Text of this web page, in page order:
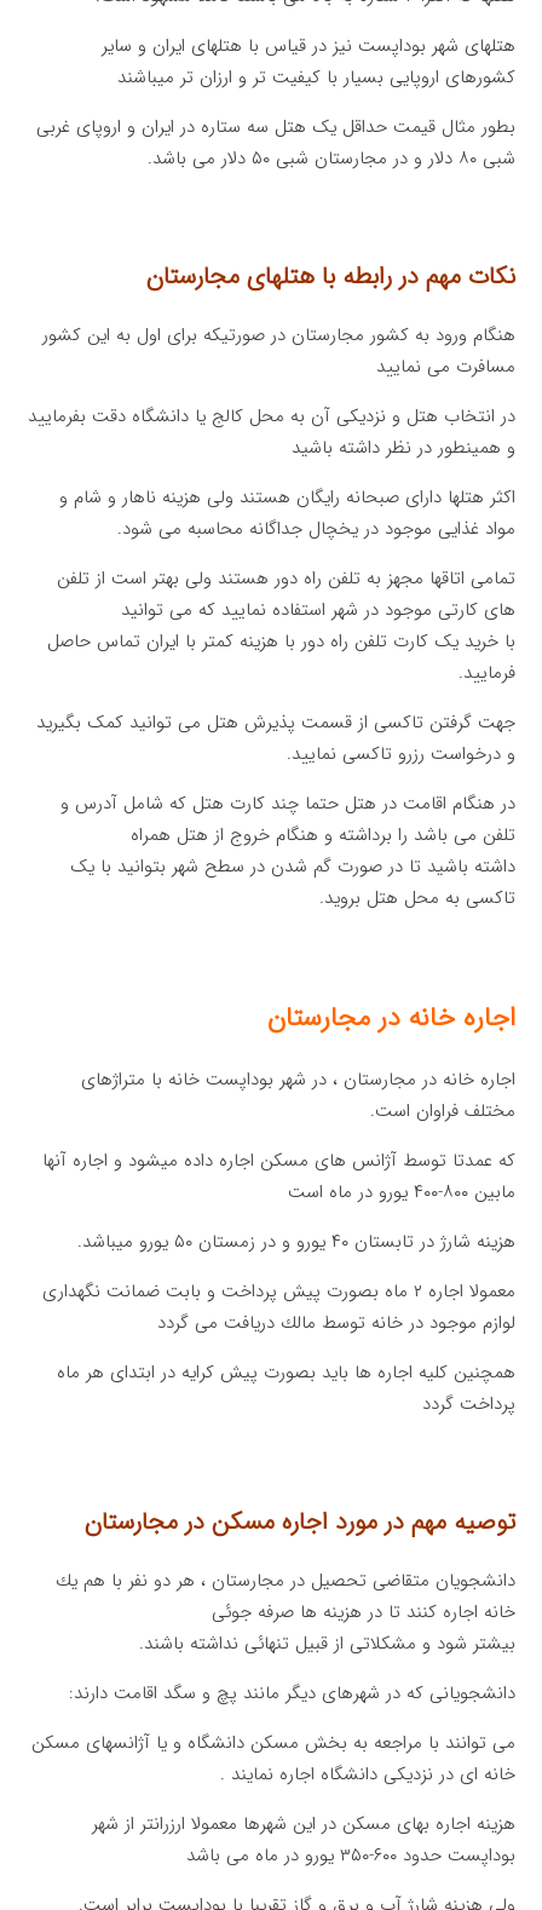
هتلهای شهر بوداپست نیز در قیاس با هتلهای ایران و سایر
کشورهای اروپایی بسیار با کیفیت تر و ارزان تر میباشند
بطور مثال قیمت حداقل یک هتل سه ستاره در ایران و اروپای غربی
شبی ۸۰ دلار و در مجارستان شبی ۵۰ دلار می باشد.
نکات مهم در رابطه با هتلهای مجارستان
هنگام ورود به کشور مجارستان در صورتیکه برای اول به این کشور
مسافرت می نمایید
در انتخاب هتل و نزدیکی آن به محل کالج یا دانشگاه دقت بفرمایید
و همینطور در نظر داشته باشید
اکثر هتلها دارای صبحانه رایگان هستند ولی هزینه ناهار و شام و
مواد غذایی موجود در یخچال جداگانه محاسبه می شود.
تمامی اتاقها مجهز به تلفن راه دور هستند ولی بهتر است از تلفن
های کارتی موجود در شهر استفاده نمایید که می توانید
با خرید یک کارت تلفن راه دور با هزینه کمتر با ایران تماس حاصل
فرمایید.
جهت گرفتن تاکسی از قسمت پذیرش هتل می توانید کمک بگیرید
و درخواست رزرو تاکسی نمایید.
در هنگام اقامت در هتل حتما چند کارت هتل که شامل آدرس و
تلفن می باشد را برداشته و هنگام خروج از هتل همراه
داشته باشید تا در صورت گم شدن در سطح شهر بتوانید با یک
تاکسی به محل هتل بروید.
اجاره خانه در مجارستان
اجاره خانه در مجارستان ، در شهر بوداپست خانه با متراژهای
مختلف فراوان است.
كه عمدتا توسط آژانس های مسكن اجاره داده میشود و اجاره آنها
مابین ۸۰۰-۴۰۰ یورو در ماه است
هزینه شارژ در تابستان ۴۰ یورو و در زمستان ۵۰ یورو میباشد.
معمولا اجاره ۲ ماه بصورت پیش پرداخت و بابت ضمانت نگهداری
لوازم موجود در خانه توسط مالك دریافت می گردد
همچنین كلیه اجاره ها باید بصورت پیش كرایه در ابتدای هر ماه
پرداخت گردد
توصیه مهم در مورد اجاره مسکن در مجارستان
دانشجویان متقاضی تحصیل در مجارستان ، هر دو نفر با هم یك
خانه اجاره كنند تا در هزینه ها صرفه جوئی
بیشتر شود و مشكلاتی از قبیل تنهائی نداشته باشند.
دانشجویانی که در شهرهای دیگر مانند پچ و سگد اقامت دارند:
می توانند با مراجعه به بخش مسکن دانشگاه و یا آژانسهای مسکن
خانه ای در نزدیکی دانشگاه اجاره نمایند .
هزینه اجاره بهای مسکن در این شهرها معمولا ارزرانتر از شهر
بوداپست حدود ۶۰۰-۳۵۰ یورو در ماه می باشد